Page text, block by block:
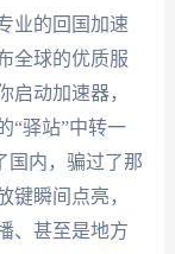
业的回国加速
全球的优质服
启动加速器，
“驿站”中转一
国内，骗过了那
键瞬间点亮，
、甚至是地方